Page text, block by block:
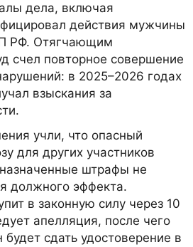
дела, включая
действия мужчины
РФ. Отягчающим
счел повторное совершение
в 2025–2026 годах
взыскания за
учли, что опасный
для других участников
штрафы не
должного эффекта.
в законную силу через 10
апелляция, после чего
сдать удостоверение в